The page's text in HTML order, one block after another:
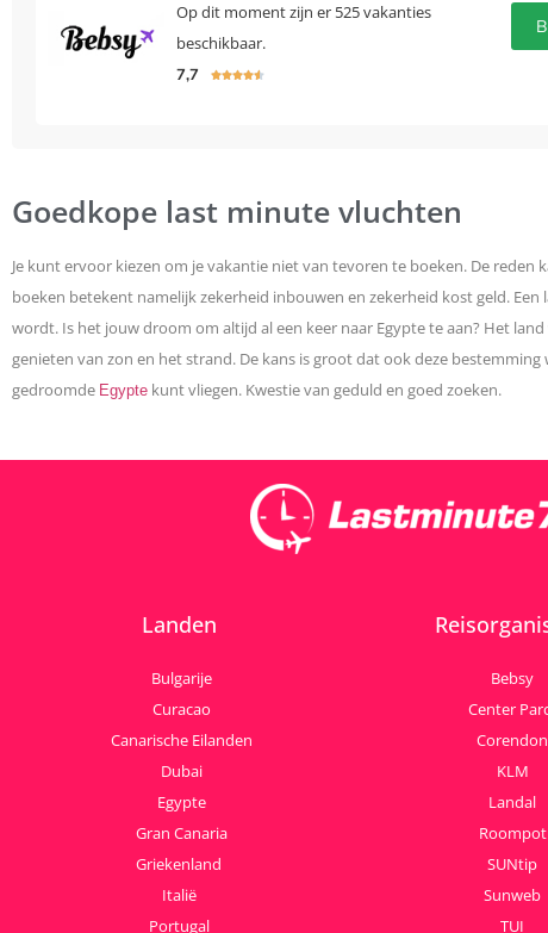
Op dit moment zijn er 525 vakanties
beschikbaar.
7,7 
Goedkope last minute vluchten
Je kunt ervoor kiezen om je vakantie niet van tevoren te boeken. De
boeken betekent namelijk zekerheid inbouwen en zekerheid kost geld.
wordt. Is het jouw droom om altijd al een keer naar Egypte te aan? Het
genieten van zon en het strand. De kans is groot dat ook deze
gedroomde Egypte kunt vliegen. Kwestie van geduld en goed zoeken.
Landen
Bulgarije
Curacao
Canarische Eilanden
Dubai
Egypte
Gran Canaria
Griekenland
Italië
Portugal
Bebsy
Center
Corendon
KLM
Landal
Roompot
SUNtip
Sunweb
TUI